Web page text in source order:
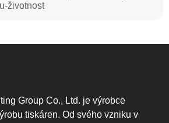
životnost
Group Co., Ltd. je výrobce
tiskáren. Od svého vzniku v